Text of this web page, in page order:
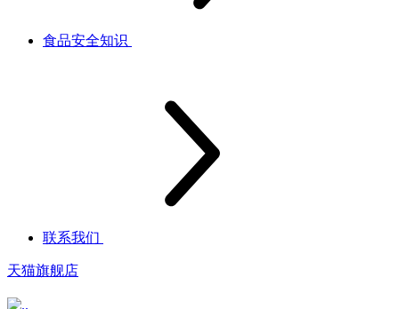
食品安全知识
联系我们
天猫旗舰店